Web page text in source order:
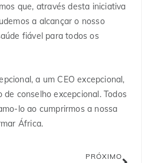
que, através desta iniciativa
a alcançar o nosso
fiável para todos os
a um CEO excepcional,
conselho excepcional. Todos
lo ao cumprirmos a nossa
África.
PRÓXIMO